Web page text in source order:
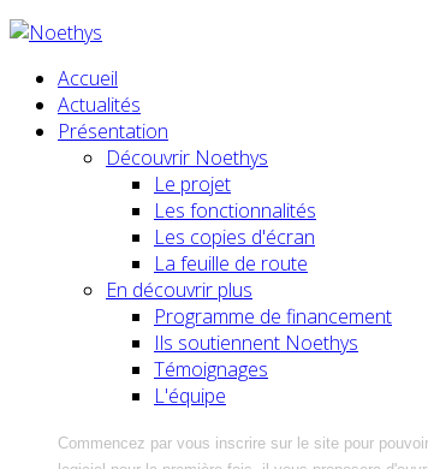
Accueil
Actualités
Présentation
Découvrir Noethys
Le projet
Les fonctionnalités
Les copies d'écran
La feuille de route
En découvrir plus
Programme de financement
Ils soutiennent Noethys
Témoignages
L'équipe
Commencez par vous inscrire sur le site pour